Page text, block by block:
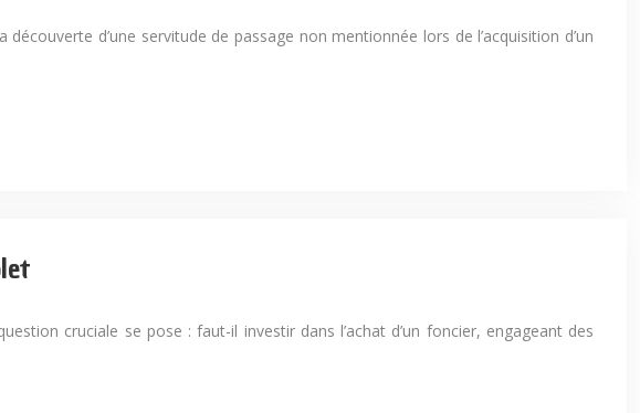
d’une servitude de passage non mentionnée lors de l’acquisition d’un
cruciale se pose : faut-il investir dans l’achat d’un foncier, engageant des